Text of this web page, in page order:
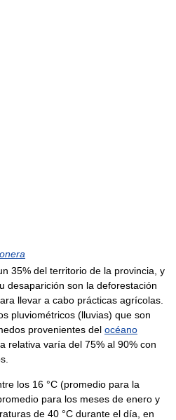
35% del territorio de la provincia, y
desaparición son la deforestación
llevar a cabo prácticas agrícolas.
pluviométricos (lluvias) que son
provenientes del océano
relativa varía del 75% al 90% con
los 16 °C (promedio para la
para los meses de enero y
de 40 °C durante el día, en